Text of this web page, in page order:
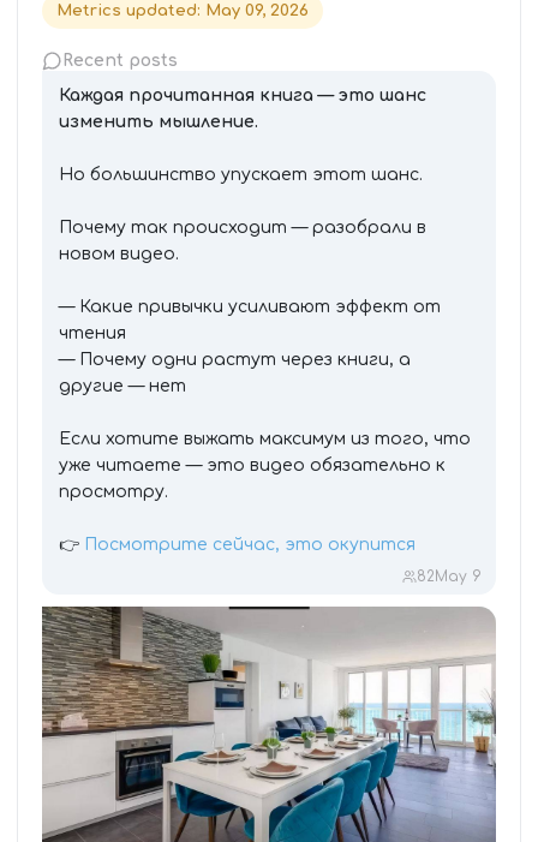
Metrics updated: May 09, 2026
Recent posts
Каждая прочитанная книга — это шанс
изменить мышление.
Но большинство упускает этот шанс.
Почему так происходит — разобрали в
новом видео.
— Какие привычки усиливают эффект от
чтения
— Почему одни растут через книги, а
другие — нет
Если хотите выжать максимум из того, что
уже читаете — это видео обязательно к
просмотру.
👉 Посмотрите сейчас, это окупится
82 May 9